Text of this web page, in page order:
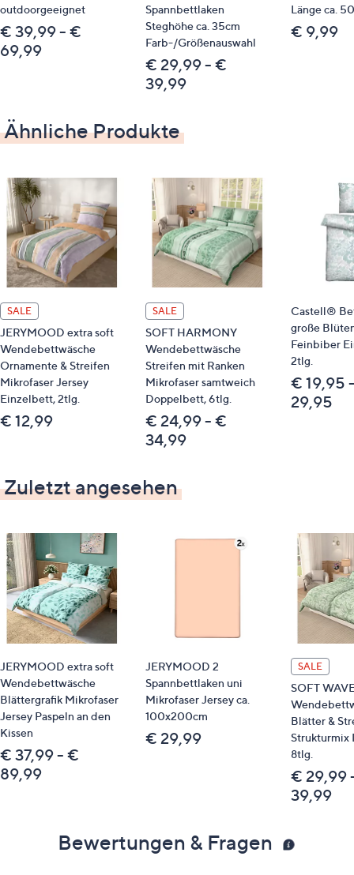
Passende Produkte
Spannbettlaken: 839945
Bitte beachten
Dieser Artikel ist nicht an einen Paketshop, eine
Packstation oder ins Ausland lieferbar.
Qualitätshinweise
STANDARD 100 by OEKO-TEX®
outdoorgeeignet
€ 39,99 - €
69,99
Spannbettlaken
Steghöhe ca. 35cm
Farb-/Größenauswahl
€ 29,99 - €
39,99
Länge ca.
€ 9,99
Ähnliche Produkte
SALE
JERYMOOD extra soft
Wendebettwäsche
Ornamente & Streifen
Mikrofaser Jersey
Einzelbett, 2tlg.
€ 12,99
SALE
SOFT HARMONY
Wendebettwäsche
Streifen mit Ranken
Mikrofaser samtweich
Doppelbett, 6tlg.
€ 24,99 - €
34,99
Castell®
große
Feinbiber
2tlg.
€ 19,95
29,95
Zuletzt angesehen
JERYMOOD extra soft
Wendebettwäsche
Blättergrafik Mikrofaser
Jersey Paspeln an den
Kissen
€ 37,99 - €
89,99
JERYMOOD 2
Spannbettlaken uni
Mikrofaser Jersey ca.
100x200cm
€ 29,99
SALE
SOFT
Blätter &
Strukturmix
8tlg.
€ 29,99
39,99
Bewertungen & Fragen